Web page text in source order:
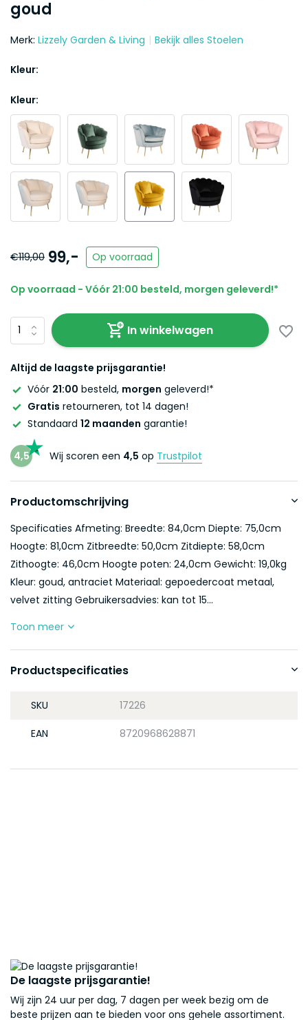
goud
Merk: Lizzely Garden & Living Bekijk alles Stoelen
Kleur:
Kleur:
€119,00 99,- Op voorraad
Op voorraad - Vóór 21:00 besteld, morgen geleverd!*
In winkelwagen
Altijd de laagste prijsgarantie!
Vóór 21:00 besteld, morgen geleverd!*
Gratis retourneren, tot 14 dagen!
Standaard 12 maanden garantie!
4,5 Wij scoren een 4,5 op Trustpilot
Productomschrijving
Specificaties Afmeting: Breedte: 84,0cm Diepte: 75,0cm
Hoogte: 81,0cm Zitbreedte: 50,0cm Zitdiepte: 58,0cm
Zithoogte: 46,0cm Hoogte poten: 24,0cm Gewicht: 19,0kg
Kleur: goud, antraciet Materiaal: gepoedercoat metaal,
velvet zitting Gebruikersadvies: kan tot 15...
Toon meer
Productspecificaties
SKU 17226
EAN 8720968628871
De laagste prijsgarantie!
Wij zijn 24 uur per dag, 7 dagen per week bezig om de
beste prijzen aan te bieden voor ons gehele assortiment.